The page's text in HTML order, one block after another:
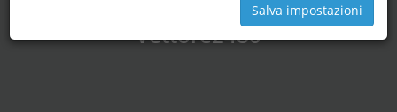
Vettore2480
Salva impostazioni